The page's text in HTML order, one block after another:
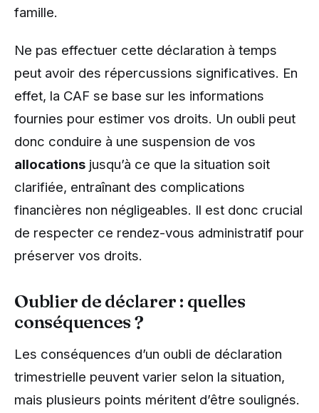
famille.
Ne pas effectuer cette déclaration à temps
peut avoir des répercussions significatives. En
effet, la CAF se base sur les informations
fournies pour estimer vos droits. Un oubli peut
donc conduire à une suspension de vos
allocations jusqu’à ce que la situation soit
clarifiée, entraînant des complications
financières non négligeables. Il est donc crucial
de respecter ce rendez-vous administratif pour
préserver vos droits.
Oublier de déclarer : quelles
conséquences ?
Les conséquences d’un oubli de déclaration
trimestrielle peuvent varier selon la situation,
mais plusieurs points méritent d’être soulignés.